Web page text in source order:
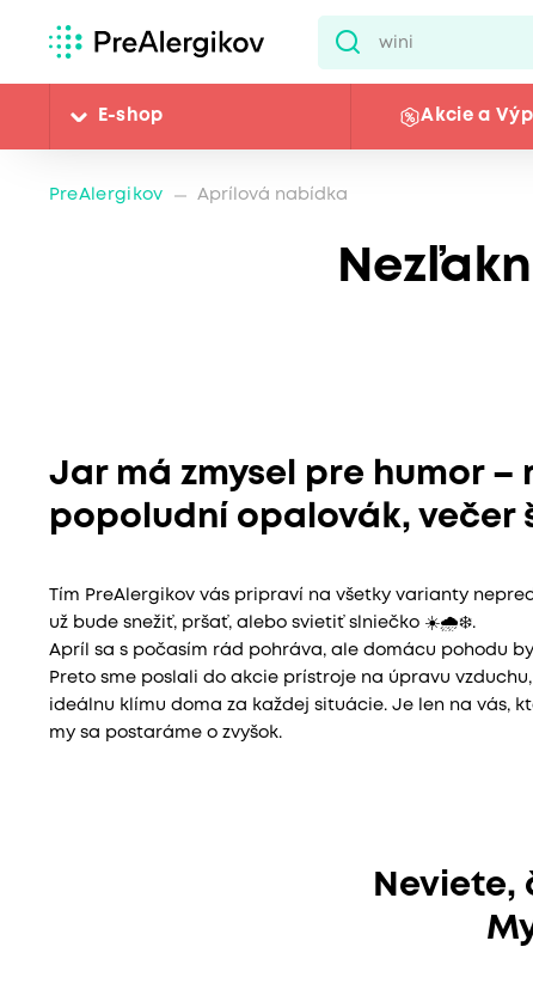
E-shop Akcie a
PreAlergikov Aprílová nabídka
Jar má zmysel pre humor –
popoludní opalovák, večer
Tím PreAlergikov vás pripraví na všetky varianty
už bude snežiť, pršať, alebo svietiť slniečko ☀️🌧️❄️.
Apríl sa s počasím rád pohráva, ale domácu pohodu
Preto sme poslali do akcie prístroje na úpravu
ideálnu klímu doma za každej situácie. Je len na vás,
my sa postaráme o zvyšok.